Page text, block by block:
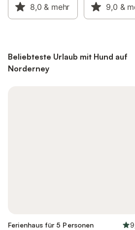
8,0 & mehr 9,0 &
Beliebteste Urlaub mit Hund auf
Norderney
Ferienhaus für 5 Personen